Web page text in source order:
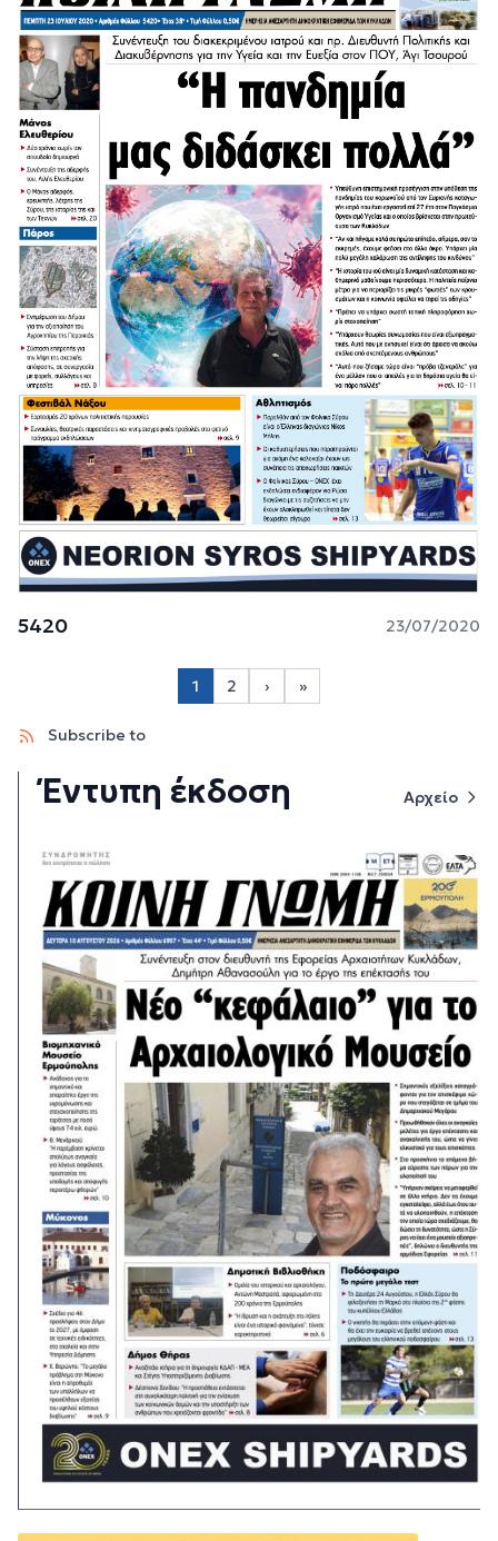
5420 23/07/2020
Σελιδοποίηση
1 Page 2
2
Next page
›
Last page
»
Subscribe to
Έντυπη έκδοση Αρχείο